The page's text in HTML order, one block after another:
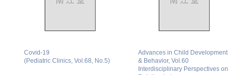
Covid-19
(Pediatric Clinics, Vol.68, No.5)
Advances in Child Development
& Behavior, Vol.60
Interdisciplinary Perspectives on